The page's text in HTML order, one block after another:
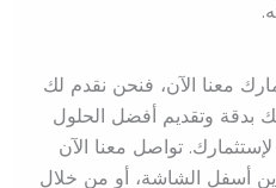
معنا الآن، فنحن نقدم لك
بدقة وتقديم أفضل الحلول
تواصل معنا الآن
أسفل الشاشة، أو من خلال